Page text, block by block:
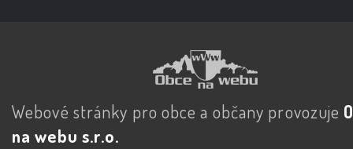
Webové stránky pro obce a občany provozuje
na webu s.r.o.